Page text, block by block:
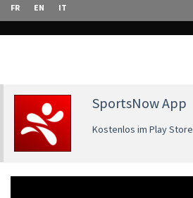
FR EN IT
SportsNow App
Kostenlos im Play Store